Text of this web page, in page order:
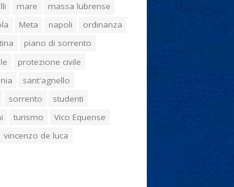
mare
massa lubrense
Meta napoli
ordinanza
piano di sorrento
protezione civile
sant'agnello
sorrento
studenti
turismo
Vico Equense
vincenzo de luca